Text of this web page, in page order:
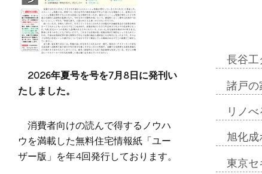
長谷
諸戸
リノ
旭化
東京セ
2026年夏号を号を7月8日に発刊い
たしました。
消費者向けの読んで得するノウハ
ウを満載した無料住宅情報紙「ユー
ザー版」を年4回発行しております。